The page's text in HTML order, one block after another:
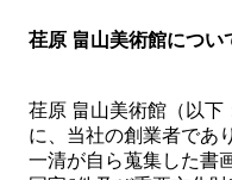
荏原 畠山美術館につい
荏原 畠山美術館（以下
に、当社の創業者であ
一清が自ら蒐集した書